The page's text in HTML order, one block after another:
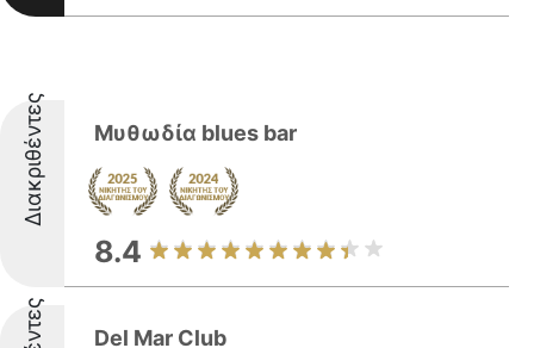
Διακριθέντες Μυθωδία blues bar
8.4
Del Mar Club